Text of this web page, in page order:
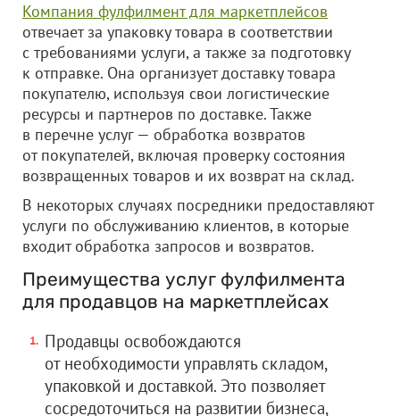
Компания фулфилмент для маркетплейсов
отвечает за упаковку товара в соответствии
с требованиями услуги, а также за подготовку
к отправке. Она организует доставку товара
покупателю, используя свои логистические
ресурсы и партнеров по доставке. Также
в перечне услуг — обработка возвратов
от покупателей, включая проверку состояния
возвращенных товаров и их возврат на склад.
В некоторых случаях посредники предоставляют
услуги по обслуживанию клиентов, в которые
входит обработка запросов и возвратов.
Преимущества услуг фулфилмента
для продавцов на маркетплейсах
Продавцы освобождаются
от необходимости управлять складом,
упаковкой и доставкой. Это позволяет
сосредоточиться на развитии бизнеса,